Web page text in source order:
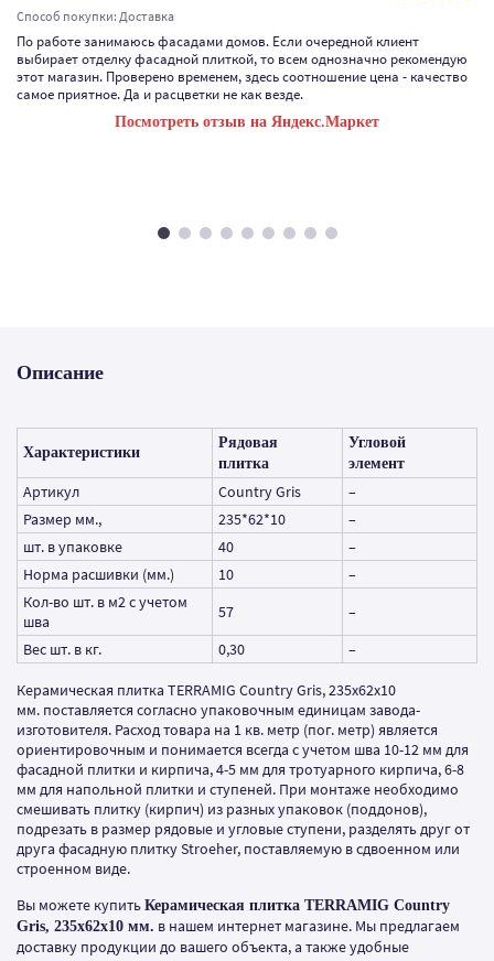
Способ покупки: Доставка
По работе занимаюсь фасадами домов. Если очередной клиент
выбирает отделку фасадной плиткой, то всем однозначно рекомендую
этот магазин. Проверено временем, здесь соотношение цена - качество
самое приятное. Да и расцветки не как везде.
Посмотреть отзыв на Яндекс.Маркет
Описание
Характеристики
Рядовая
плитка
Угловой
элемент
Артикул Country Gris
–
Размер мм.,
235*62*10
–
шт. в упаковке
40
–
Норма расшивки (мм.)
10
–
Кол-во шт. в м2 с учетом
шва
57
–
Вес шт. в кг.
0,30 –
Керамическая плитка TERRAMIG Country Gris, 235х62х10
мм. поставляется согласно упаковочным единицам завода-
изготовителя. Расход товара на 1 кв. метр (пог. метр) является
ориентировочным и понимается всегда с учетом шва 10-12 мм для
фасадной плитки и кирпича, 4-5 мм для тротуарного кирпича, 6-8
мм для напольной плитки и ступеней. При монтаже необходимо
смешивать плитку (кирпич) из разных упаковок (поддонов),
подрезать в размер рядовые и угловые ступени, разделять друг от
друга фасадную плитку Stroeher, поставляемую в сдвоенном или
строенном виде.
Вы можете купить Керамическая плитка TERRAMIG Country
Gris, 235х62х10 мм. в нашем интернет магазине. Мы предлагаем
доставку продукции до вашего объекта, а также удобные